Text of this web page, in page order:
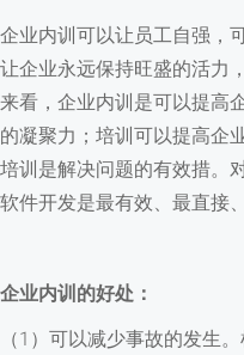
企业内训可以让员工自强，
让企业永远保持旺盛的活力
来看，企业内训是可以提高
的凝聚力；培训可以提高企
培训是解决问题的有效措。
软件开发是最有效、最直接
企业内训的好处：
（1）可以减少事故的发生